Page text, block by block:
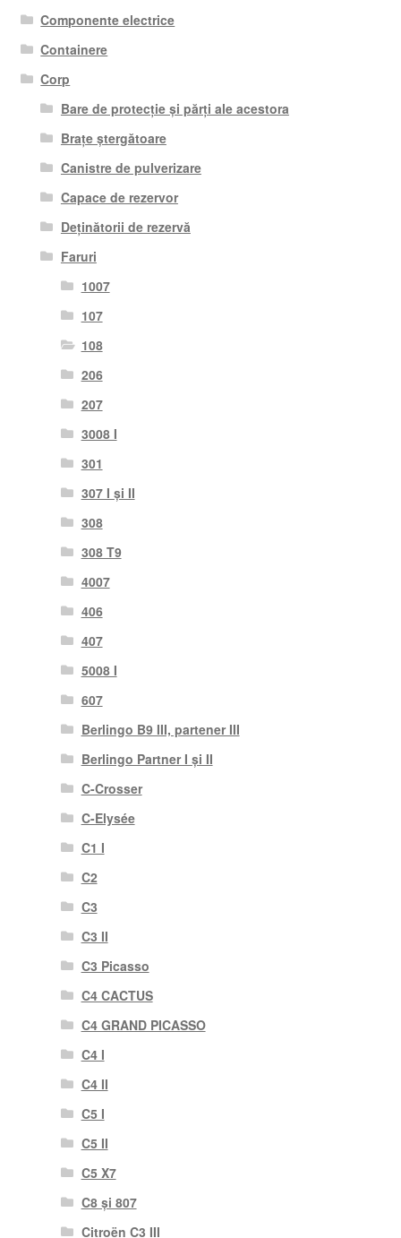
Componente electrice
Containere
Corp
Bare de protecție și părți ale acestora
Brațe ștergătoare
Canistre de pulverizare
Capace de rezervor
Deținătorii de rezervă
Faruri
1007
107
108
206
207
3008 I
301
307 I și II
308
308 T9
4007
406
407
5008 I
607
Berlingo B9 III, partener III
Berlingo Partner I și II
C-Crosser
C-Elysée
C1 I
C2
C3
C3 II
C3 Picasso
C4 CACTUS
C4 GRAND PICASSO
C4 I
C4 II
C5 I
C5 II
C5 X7
C8 și 807
Citroën C3 III